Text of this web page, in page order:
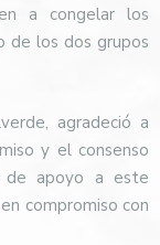
a congelar los
de los dos grupos
agradeció a
y el consenso
de apoyo a este
compromiso con